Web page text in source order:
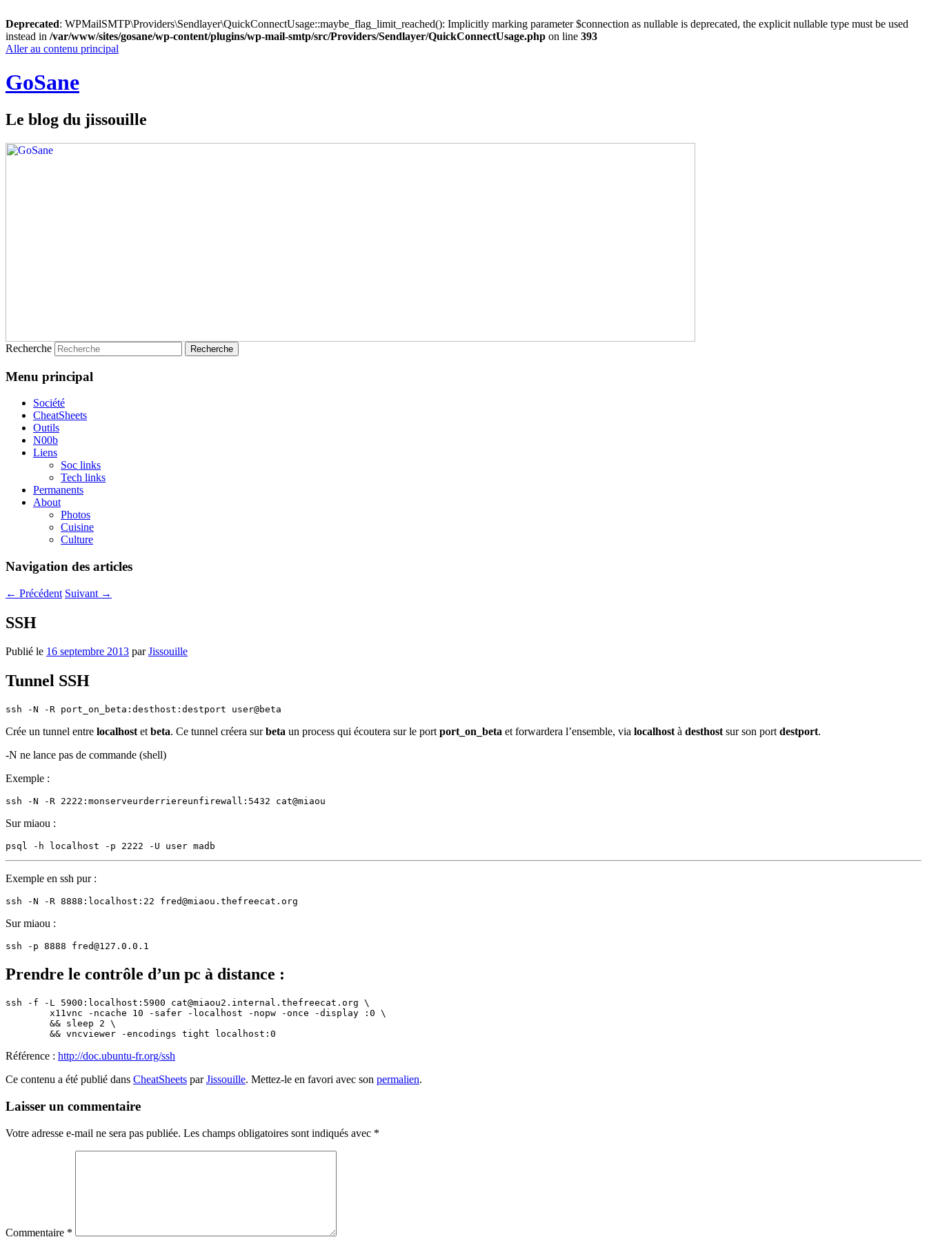
Deprecated: WPMailSMTP\Providers\Sendlayer\QuickConnectUsage::maybe_flag_limit_reached(): Implicitly marking parameter $connection as nullable is deprecated, the explicit nullable type must be used
instead in /var/www/sites/gosane/wp-content/plugins/wp-mail-smtp/src/Providers/Sendlayer/QuickConnectUsage.php on line 393
Aller au contenu principal
GoSane
Le blog du jissouille
Recherche
Menu principal
Société
CheatSheets
Outils
N00b
Liens
Soc links
Tech links
Permanents
About
Photos
Cuisine
Culture
Navigation des articles
← Précédent Suivant →
SSH
Publié le 16 septembre 2013 parJissouille
Tunnel SSH
Crée un tunnel entre localhost et beta. Ce tunnel créera surbeta un process qui écoutera sur le port port_on_beta et forwardera l’ensemble, via localhost à desthost sur son port destport.
-N ne lance pas de commande (shell)
Exemple :
Sur miaou :
Exemple en ssh pur :
Sur miaou :
Prendre le contrôle d’un pc à distance :
ssh -f -L 5900:localhost:5900 cat@miaou2.internal.thefreecat.org \
        x11vnc -ncache 10 -safer -localhost -nopw -once -display :0 \
        && sleep 2 \
Référence : http://doc.ubuntu-fr.org/ssh
Ce contenu a été publié dans CheatSheets parJissouille. Mettez-le en favori avec son permalien.
Laisser un commentaire
Votre adresse e-mail ne sera pas publiée. Les champs obligatoires sont indiqués avec *
Commentaire *